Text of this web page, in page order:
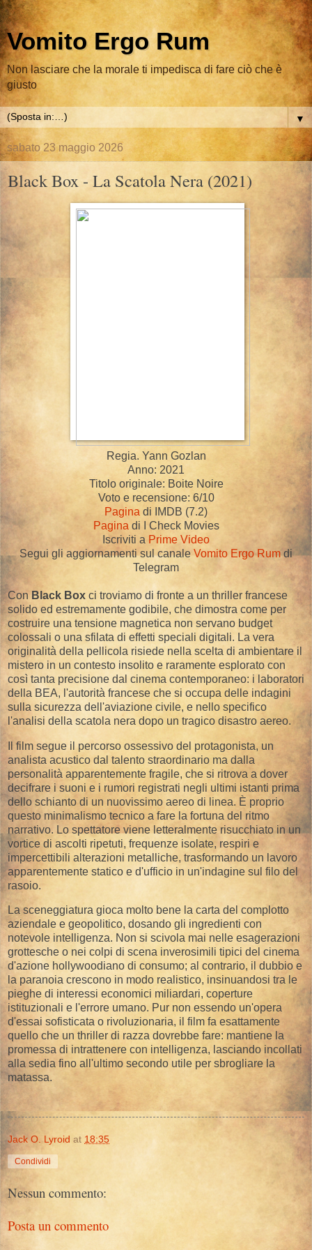
Vomito Ergo Rum
Non lasciare che la morale ti impedisca di fare ciò che è
giusto
▼
sabato 23 maggio 2026
Black Box - La Scatola Nera (2021)
Regia. Yann Gozlan
Anno: 2021
Titolo originale: Boite Noire
Voto e recensione: 6/10
Pagina di IMDB (7.2)
Pagina di I Check Movies
Iscriviti a Prime Video
Segui gli aggiornamenti sul canaleVomito Ergo Rumdi
Telegram
Con Black Box ci troviamo di fronte a un thriller francese
solido ed estremamente godibile, che dimostra come per
costruire una tensione magnetica non servano budget
colossali o una sfilata di effetti speciali digitali. La vera
originalità della pellicola risiede nella scelta di ambientare il
mistero in un contesto insolito e raramente esplorato con
così tanta precisione dal cinema contemporaneo: i laboratori
della BEA, l'autorità francese che si occupa delle indagini
sulla sicurezza dell'aviazione civile, e nello specifico
l'analisi della scatola nera dopo un tragico disastro aereo.
​Il film segue il percorso ossessivo del protagonista, un
analista acustico dal talento straordinario ma dalla
personalità apparentemente fragile, che si ritrova a dover
decifrare i suoni e i rumori registrati negli ultimi istanti prima
dello schianto di un nuovissimo aereo di linea. È proprio
questo minimalismo tecnico a fare la fortuna del ritmo
narrativo. Lo spettatore viene letteralmente risucchiato in un
vortice di ascolti ripetuti, frequenze isolate, respiri e
impercettibili alterazioni metalliche, trasformando un lavoro
apparentemente statico e d'ufficio in un'indagine sul filo del
rasoio.
​La sceneggiatura gioca molto bene la carta del complotto
aziendale e geopolitico, dosando gli ingredienti con
notevole intelligenza. Non si scivola mai nelle esagerazioni
grottesche o nei colpi di scena inverosimili tipici del cinema
d'azione hollywoodiano di consumo; al contrario, il dubbio e
la paranoia crescono in modo realistico, insinuandosi tra le
pieghe di interessi economici miliardari, coperture
istituzionali e l'errore umano. Pur non essendo un'opera
d'essai sofisticata o rivoluzionaria, il film fa esattamente
quello che un thriller di razza dovrebbe fare: mantiene la
promessa di intrattenere con intelligenza, lasciando incollati
alla sedia fino all'ultimo secondo utile per sbrogliare la
matassa.
Jack O. Lyroid at 18:35
Condividi
Nessun commento:
Posta un commento